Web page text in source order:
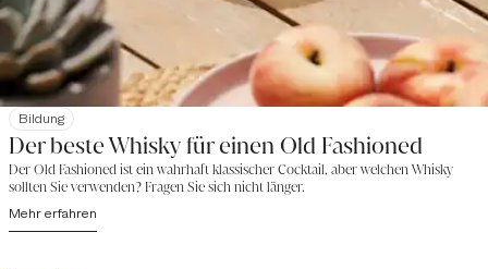
Bildung
Der beste Whisky für einen Old Fashioned
Der Old Fashioned ist ein wahrhaft klassischer Cocktail, aber welchen Whisky
sollten Sie verwenden? Fragen Sie sich nicht länger.
Mehr erfahren